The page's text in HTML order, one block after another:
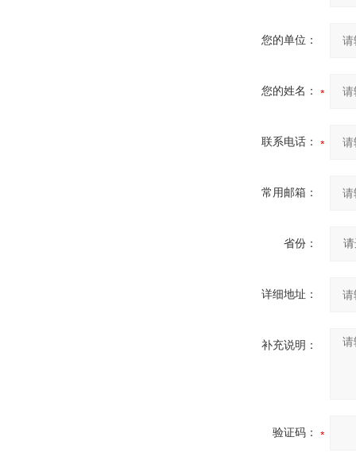
您的单位：
您的姓名：
联系电话：
常用邮箱：
省份：
详细地址：
补充说明：
验证码：